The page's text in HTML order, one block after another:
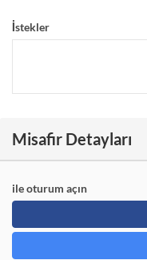
İstekler
Misafir Detayları
ile oturum açın